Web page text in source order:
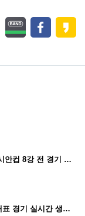
한국 호주 중계 축구 국가대표 아시안컵 8강 전 경기 실시간 생중계 라이브 무료 시청
한국 말레이시아 중계 축구 국가대표 경기 실시간 생중계 라이브 무료 시청